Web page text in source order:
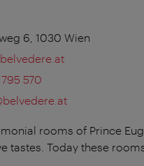
6, 1030 Wien
570
rooms of Prince
tastes. Today these